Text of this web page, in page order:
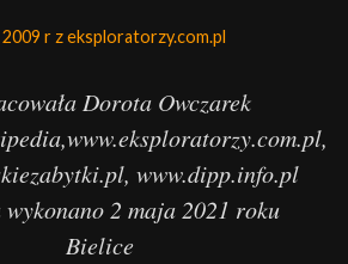
2009 r z eksploratorzy.com.pl
Dorota Owczarek
www.dipp.info.pl
2 maja 2021 roku
Bielice